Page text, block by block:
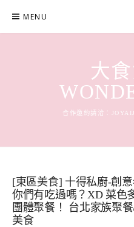
content
MENU
大
合作邀約請洽：
[東區美食] 十得私廚-創
你們有吃過嗎？XD 菜色
團體聚餐！ 台北家族聚
美食